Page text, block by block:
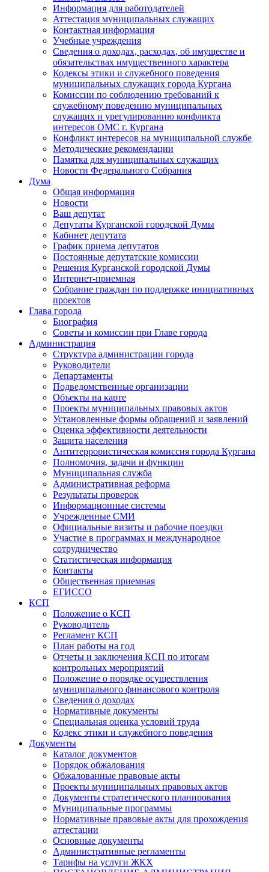
Информация для работодателей
Аттестация муниципальных служащих
Контактная информация
Учебные учреждения
Сведения о доходах, расходах, об имуществе и
обязательствах имущественного характера
Кодексы этики и служебного поведения
муниципальных служащих города Кургана
Комиссии по соблюдению требований к
служебному поведению муниципальных
служащих и урегулированию конфликта
интересов ОМС г. Кургана
Конфликт интересов на муниципальной службе
Методические рекомендации
Памятка для муниципальных служащих
Новости Федерального Cобрания
Дума
Общая информация
Новости
Ваш депутат
Депутаты Курганской городской Думы
Кабинет депутата
График приема депутатов
Постоянные депутатские комиссии
Решения Курганской городской Думы
Интернет-приемная
Собрание граждан по поддержке инициативных
проектов
Глава города
Биография
Советы и комиссии при Главе города
Администрация
Структура администрации города
Руководители
Департаменты
Подведомственные организации
Объекты на карте
Проекты муниципальных правовых актов
Установленные формы обращений и заявлений
Оценка эффективности деятельности
Защита населения
Антитеррористическая комиссия города Кургана
Полномочия, задачи и функции
Муниципальная служба
Административная реформа
Результаты проверок
Информационные системы
Учрежденные СМИ
Официальные визиты и рабочие поездки
Участие в программах и международное
сотрудничество
Статистическая информация
Контакты
Общественная приемная
ЕГИССО
КСП
Положение о КСП
Руководитель
Регламент КСП
План работы на год
Отчеты и заключения КСП по итогам
контрольных мероприятий
Положение о порядке осуществления
муниципального финансового контроля
Сведения о доходах
Нормативные документы
Специальная оценка условий труда
Кодекс этики и служебного поведения
Документы
Каталог документов
Порядок обжалования
Обжалованные правовые акты
Проекты муниципальных правовых актов
Документы стратегического планирования
Муниципальные программы
Нормативные правовые акты для прохождения
аттестации
Основные документы
Административные регламенты
Тарифы на услуги ЖКХ